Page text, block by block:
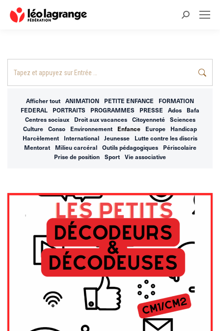
Recherche
Afficher tout ANIMATION PETITE ENFANCE
FORMATION
FEDERAL
PORTRAITS PROGRAMMES PRESSE Ados
Bafa
Centres sociaux
Droit aux vacances Citoyenneté
Sciences
Culture
Conso Environnement Enfance Europe
Handicap
Harcèlement
International Jeunesse
Lutte contre les discris
Mentorat
Milieu carcéral Outils pédagogiques
Périscolaire
Prise de position
Sport Vie associative